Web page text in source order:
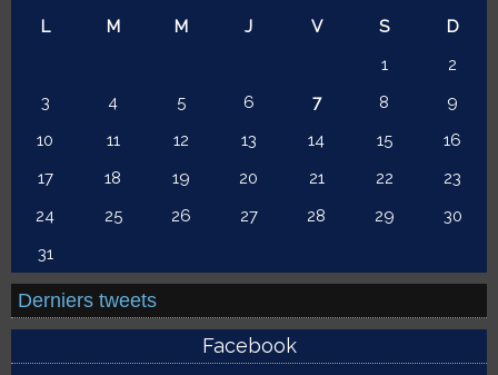
L
M M J V S
D
1
2
3
4 5 6 7 8
9
10
11 12 13 14 15
16
17
18 19 20 21 22
23
24
25 26 27 28 29
30
31
Derniers tweets
Facebook